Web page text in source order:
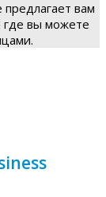
вам
где вы можете